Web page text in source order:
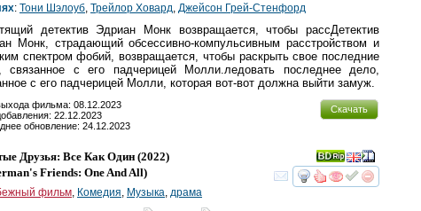
: Тони Шэлоуб, Трейлор Ховард, Джейсон Грей-Стенфорд
детектив Эдриан Монк возвращается, чтобы рассДетектив
Монк, страдающий обсессивно-компульсивным расстройством и
спектром фобий, возвращается, чтобы раскрыть свое последние
связанное с его падчерицей Молли.ледовать последнее дело,
с его падчерицей Молли, которая вот-вот должна выйти замуж.
Скачать
фильма: 08.12.2023
22.12.2023
обновление: 24.12.2023
смотретьинтересует
Друзья: Все Как Один (2022)
Friends: One And All)
фильм Комедия Музыка драма